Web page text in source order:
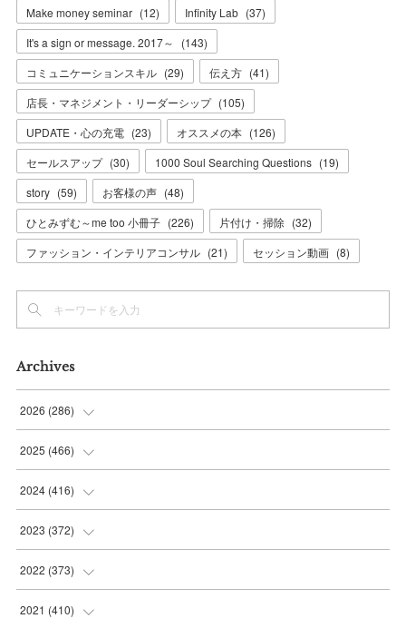
Make money seminar (12) Infinity Lab (37)
It's a sign or message. 2017～
(143)
コミュニケーションスキル (29) 伝え方 (41)
店長・マネジメント・リーダーシップ (105)
UPDATE・心の充電 (23) オススメの本 (126)
セールスアップ (30) 1000 Soul Searching Questions (19)
story (59) お客様の声 (48)
ひとみずむ～me too 小冊子 (226) 片付け・掃除 (32)
ファッション・インテリアコンサル (21) セッション動画 (8)
Archives
2026 (286)
(7)
(36
(37
(42
2025 (466)
(56
(37
(35
(36
2024 (416)
(38
(39
(38
2023 (372)
(31
(30
2022 (373)
(31
2021 (410)